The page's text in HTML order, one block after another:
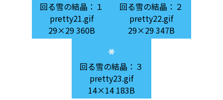
回る雪の結晶：１
pretty21.gif
29×29 360B
回る雪の結晶：２
pretty22.gif
29×29 347B
回る雪の結晶：３
pretty23.gif
14×14 183B